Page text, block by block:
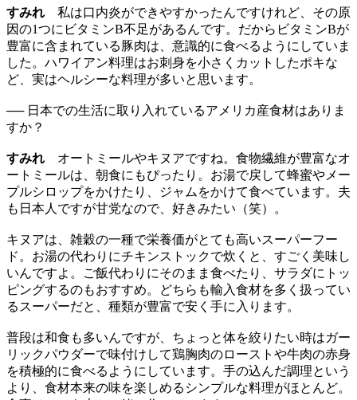
すみれ 私は口内炎ができやすかったんですけれど、その原
因の1つにビタミンB不足があるんです。だからビタミンBが
豊富に含まれている豚肉は、意識的に食べるようにしていま
した。ハワイアン料理はお刺身を小さくカットしたポキな
ど、実はヘルシーな料理が多いと思います。
── 日本での生活に取り入れているアメリカ産食材はありま
すか？
すみれ オートミールやキヌアですね。食物繊維が豊富なオ
ートミールは、朝食にもぴったり。お湯で戻して蜂蜜やメー
プルシロップをかけたり、ジャムをかけて食べています。夫
も日本人ですが甘党なので、好きみたい（笑）。
キヌアは、雑穀の一種で栄養価がとても高いスーパーフー
ド。お湯の代わりにチキンストックで炊くと、すごく美味し
いんですよ。ご飯代わりにそのまま食べたり、サラダにトッ
ピングするのもおすすめ。どちらも輸入食材を多く扱ってい
るスーパーだと、種類が豊富で安く手に入ります。
普段は和食も多いんですが、ちょっと体を絞りたい時はガー
リックパウダーで味付けして鶏胸肉のローストや牛肉の赤身
を積極的に食べるようにしています。手の込んだ調理という
より、食材本来の味を楽しめるシンプルな料理がほとんど。